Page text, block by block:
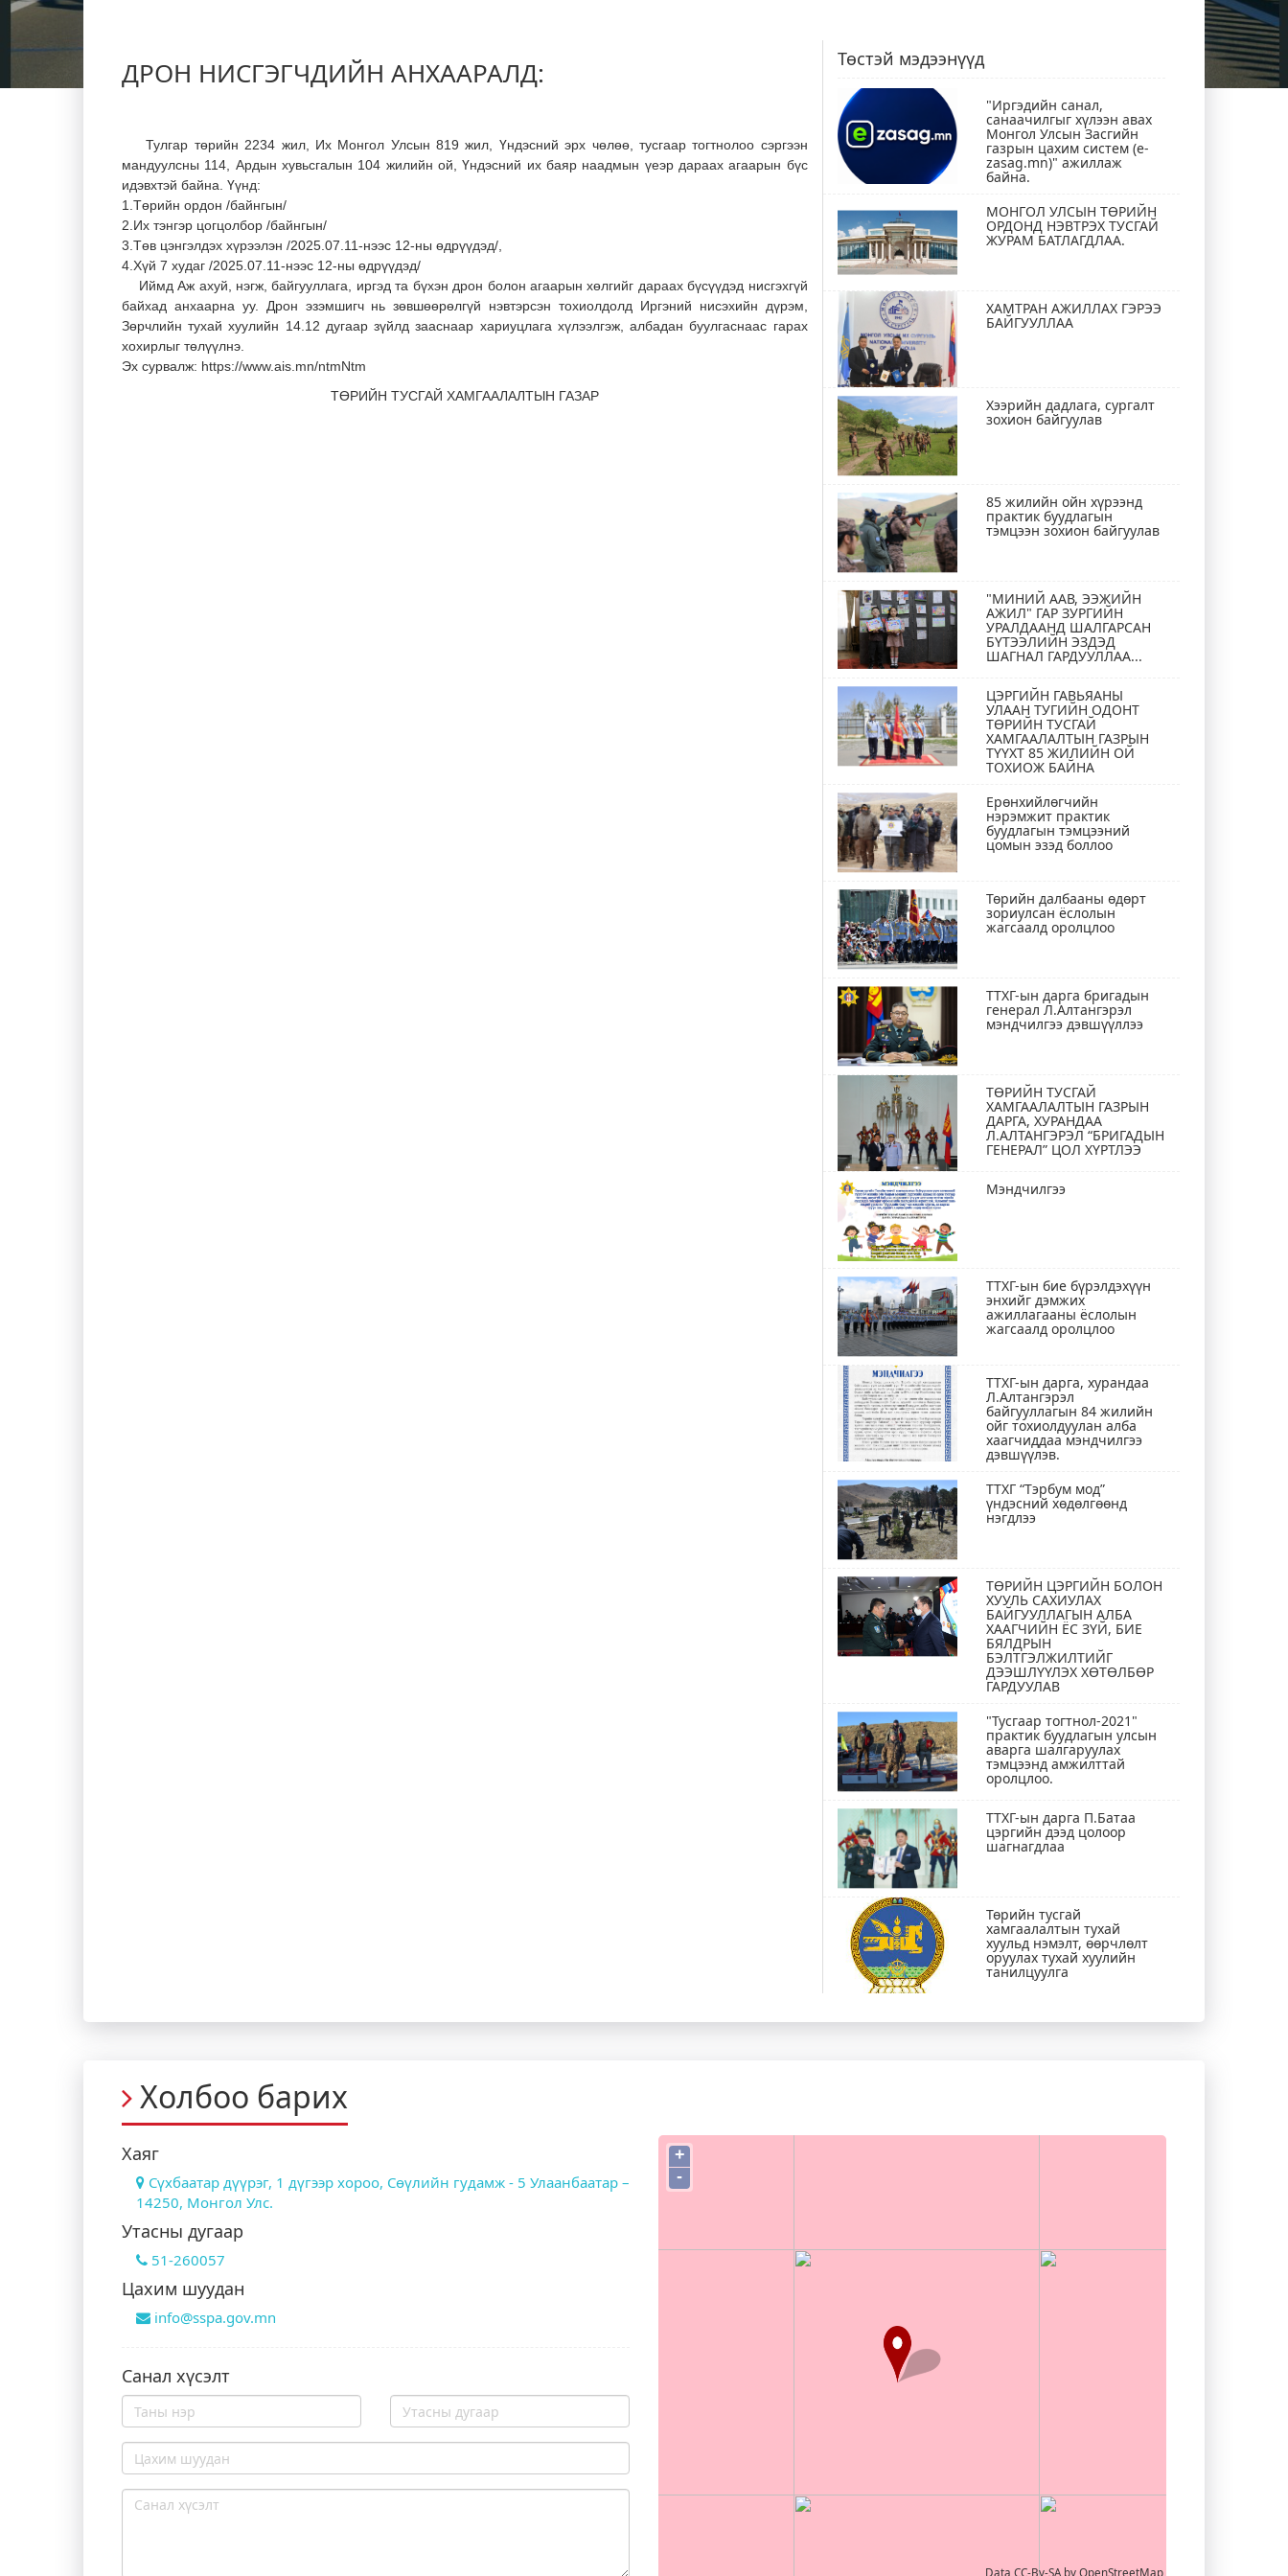
ДРОН НИСГЭГЧДИЙН АНХААРАЛД:
Тулгар төрийн 2234 жил, Их Монгол Улсын 819 жил, Үндэсний эрх чөлөө, тусгаар тогтнолоо сэргээн
мандуулсны 114, Ардын хувьсгалын 104 жилийн ой, Үндэсний их баяр наадмын үеэр дараах агаарын бүс
идэвхтэй байна. Үүнд:
1.Төрийн ордон /байнгын/
2.Их тэнгэр цогцолбор /байнгын/
3.Төв цэнгэлдэх хүрээлэн /2025.07.11-нээс 12-ны өдрүүдэд/,
4.Хүй 7 худаг /2025.07.11-нээс 12-ны өдрүүдэд/
Иймд Аж ахуй, нэгж, байгууллага, иргэд та бүхэн дрон болон агаарын хөлгийг дараах бүсүүдэд нисгэхгүй
байхад анхаарна уу. Дрон эзэмшигч нь зөвшөөрөлгүй нэвтэрсэн тохиолдолд Иргэний нисэхийн дүрэм,
Зөрчлийн тухай хуулийн 14.12 дугаар зүйлд зааснаар хариуцлага хүлээлгэж, албадан буулгаснаас гарах
хохирлыг төлүүлнэ.
Эх сурвалж: https://www.ais.mn/ntmNtm
ТӨРИЙН ТУСГАЙ ХАМГААЛАЛТЫН ГАЗАР
Төстэй мэдээнүүд
"Иргэдийн санал,
санаачилгыг хүлээн авах
Монгол Улсын Засгийн
газрын цахим систем (e-
zasag.mn)" ажиллаж
байна.
МОНГОЛ УЛСЫН ТӨРИЙН
ОРДОНД НЭВТРЭХ ТУСГАЙ
ЖУРАМ БАТЛАГДЛАА.
ХАМТРАН АЖИЛЛАХ ГЭРЭЭ
БАЙГУУЛЛАА
Хээрийн дадлага, сургалт
зохион байгуулав
85 жилийн ойн хүрээнд
практик буудлагын
тэмцээн зохион байгуулав
"МИНИЙ ААВ, ЭЭЖИЙН
АЖИЛ" ГАР ЗУРГИЙН
УРАЛДААНД ШАЛГАРСАН
БҮТЭЭЛИЙН ЭЗДЭД
ШАГНАЛ ГАРДУУЛЛАА...
ЦЭРГИЙН ГАВЬЯАНЫ
УЛААН ТУГИЙН ОДОНТ
ТӨРИЙН ТУСГАЙ
ХАМГААЛАЛТЫН ГАЗРЫН
ТҮҮХТ 85 ЖИЛИЙН ОЙ
ТОХИОЖ БАЙНА
Ерөнхийлөгчийн
нэрэмжит практик
буудлагын тэмцээний
цомын эзэд боллоо
Төрийн далбааны өдөрт
зориулсан ёслолын
жагсаалд оролцлоо
ТТХГ-ын дарга бригадын
генерал Л.Алтангэрэл
мэндчилгээ дэвшүүллээ
ТӨРИЙН ТУСГАЙ
ХАМГААЛАЛТЫН ГАЗРЫН
ДАРГА, ХУРАНДАА
Л.АЛТАНГЭРЭЛ “БРИГАДЫН
ГЕНЕРАЛ” ЦОЛ ХҮРТЛЭЭ
Мэндчилгээ
ТТХГ-ын бие бүрэлдэхүүн
энхийг дэмжих
ажиллагааны ёслолын
жагсаалд оролцлоо
ТТХГ-ын дарга, хурандаа
Л.Алтангэрэл
байгууллагын 84 жилийн
ойг тохиолдуулан алба
хаагчиддаа мэндчилгээ
дэвшүүлэв.
ТТХГ “Тэрбум мод”
үндэсний хөдөлгөөнд
нэгдлээ
ТӨРИЙН ЦЭРГИЙН БОЛОН
ХУУЛЬ САХИУЛАХ
БАЙГУУЛЛАГЫН АЛБА
ХААГЧИЙН ЁС ЗҮЙ, БИЕ
БЯЛДРЫН
БЭЛТГЭЛЖИЛТИЙГ
ДЭЭШЛҮҮЛЭХ ХӨТӨЛБӨР
ГАРДУУЛАВ
"Тусгаар тогтнол-2021"
практик буудлагын улсын
аварга шалгаруулах
тэмцээнд амжилттай
оролцлоо.
ТТХГ-ын дарга П.Батаа
цэргийн дээд цолоор
шагнагдлаа
Төрийн тусгай
хамгаалалтын тухай
хуульд нэмэлт, өөрчлөлт
оруулах тухай хуулийн
танилцуулга
Холбоо барих
Хаяг
Сүхбаатар дүүрэг, 1 дүгээр хороо, Сөүлийн гудамж - 5 Улаанбаатар –
14250, Монгол Улс.
Утасны дугаар
51-260057
Цахим шуудан
info@sspa.gov.mn
Санал хүсэлт
+
-
Data CC-By-SA by OpenStreetMap